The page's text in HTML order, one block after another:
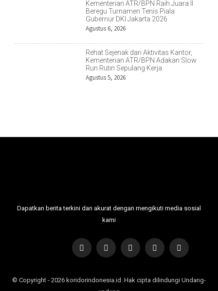
Kementerian ATR/BPN Raih Juara II
Beregu Turnamen Tenis Piala
Gubernur DKI Jakarta 2026
Agustus 6, 2026
Rehat Sejenak dari Aktivitas Kantor,
Kementerian ATR/BPN Adakan Slow
Run Rutin Sepulang Kerja ‎
Agustus 5, 2026
Dapatkan berita terkini dan akurat dengan mengikuti media sosial
kami
© Copyright - 2026 koridorindonesia.id. Hak cipta dilindungi Undang-